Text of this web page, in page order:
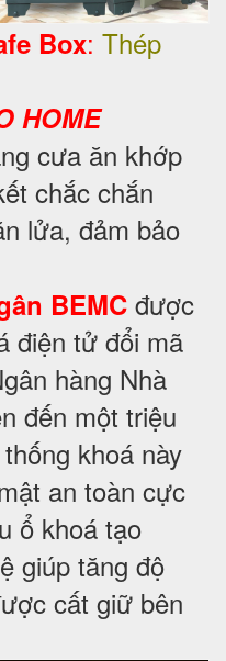
Box: Thép
HOME
cưa ăn khớp
chắc chắn
lửa, đảm bảo
BEMC được
điện tử đổi mã
hàng Nhà
đến một triệu
khoá này
an toàn cực
ổ khoá tạo
giúp tăng độ
cất giữ bên